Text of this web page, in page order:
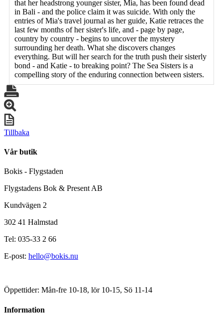
that her headstrong younger sister, Mia, has been found dead
in Bali - and the police claim it was suicide. With only the
entries of Mia's travel journal as her guide, Katie retraces the
last few months of her sister's life, and - page by page,
country by country - begins to uncover the mystery
surrounding her death. What she discovers changes
everything. But will her search for the truth push their sisterly
bond - and Katie - to breaking point? The Sea Sisters is a
compelling story of the enduring connection between sisters.
Tillbaka
Vår butik
Bokis - Flygstaden
Flygstadens Bok & Present AB
Kundvägen 2
302 41 Halmstad
Tel: 035-33 2 66
E-post: hello@bokis.nu
Öppettider: Mån-fre 10-18, lör 10-15, Sö 11-14
Information